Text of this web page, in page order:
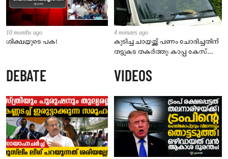
10 months ago
ശിക്ഷയുടെ പക!
4 minutes ago
കുടിച്ച ചായയ്ക്ക് പണം ചോദിച്ചതിന്
തട്ടുകട തകർത്തു: കാപ്പ കേസ്
DEBATE VIDEOS